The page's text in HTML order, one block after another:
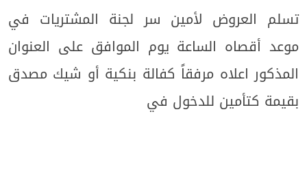
تسلم العروض لأمين سر لجنة المشتريات في
موعد أقصاه الساعة يوم الموافق على العنوان
المذكور اعلاه مرفقاً كفالة بنكية أو شيك مصدق
بقيمةكتأمين للدخول في